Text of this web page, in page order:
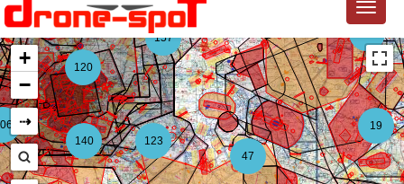
Toggle
123
157
47
19
140
120
+
−
⇢